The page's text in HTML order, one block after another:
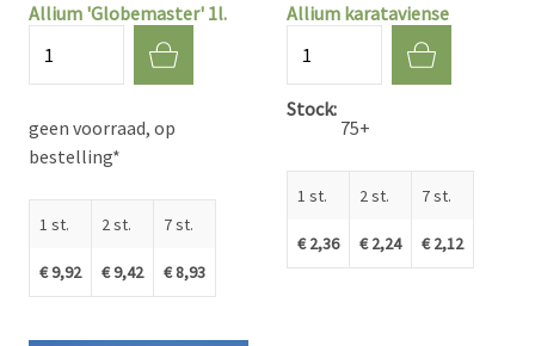
Allium 'Globemaster' 1l.
geen voorraad, op
bestelling*
1 st.
€ 9,92
2 st.
€ 9,42
7 st.
€ 8,93
Allium karataviense
Stock
75+
1 st.
€ 2,36
2 st.
€ 2,24
7 st.
€ 2,12